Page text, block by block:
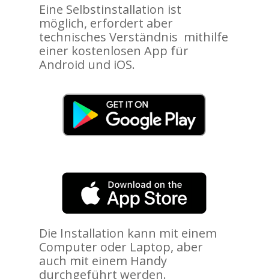
Eine Selbstinstallation ist
möglich, erfordert aber
technisches Verständnis mithilfe
einer kostenlosen App für
Android und iOS.
Die Installation kann mit einem
Computer oder Laptop, aber
auch mit einem Handy
durchgeführt werden.